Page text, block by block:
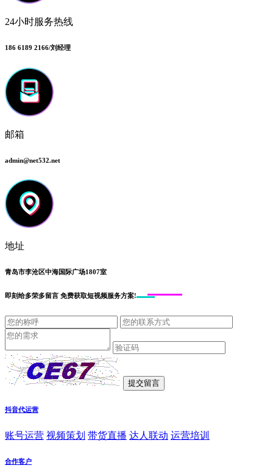
24小时服务热线
186 6189 2166/刘经理
邮箱
admin@net532.net
地址
青岛市李沧区中海国际广场1807室
即刻给多荣多留言 免费获取短视频服务方案!
抖音代运营
账号运营 视频策划 带货直播 达人联动 运营培训
合作客户